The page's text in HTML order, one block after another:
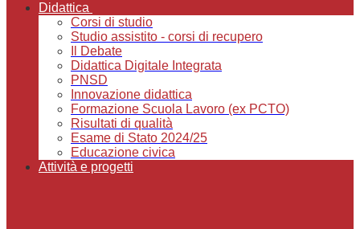
Didattica
Corsi di studio
Studio assistito - corsi di recupero
Il Debate
Didattica Digitale Integrata
PNSD
Innovazione didattica
Formazione Scuola Lavoro (ex PCTO)
Risultati di qualità
Esame di Stato 2024/25
Educazione civica
Attività e progetti